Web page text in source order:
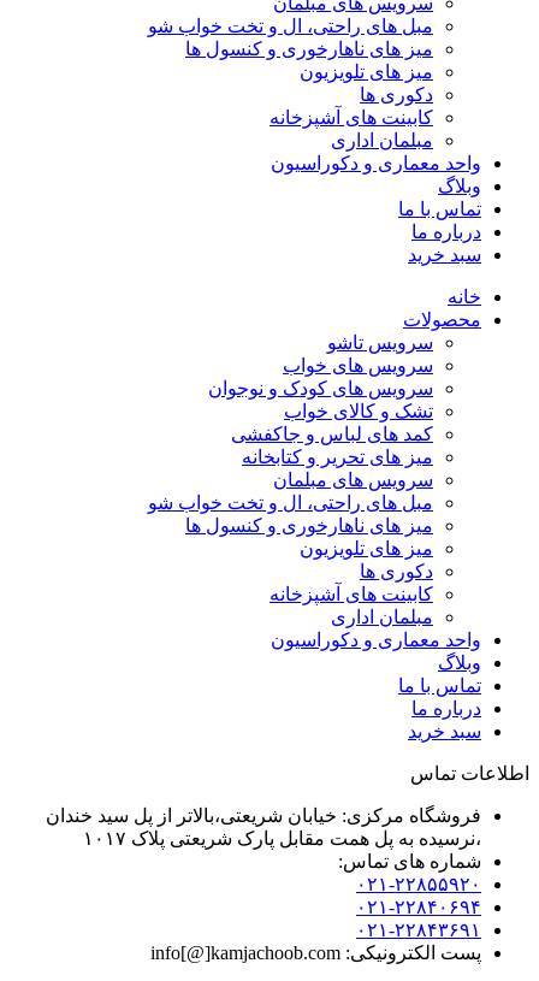
مبل های راحتی، ال و تخت خواب شو
میز های ناهارخوری و کنسول ها
میز های تلویزیون
دکوری ها
کابینت های آشپزخانه
مبلمان اداری
واحد معماری و دکوراسیون
وبلاگ
تماس با ما
درباره ما
سبد خرید
خانه
محصولات
سرویس تاشو
سرویس های خواب
سرویس های کودک و نوجوان
تشک و کالای خواب
کمد های لباس و جاکفشی
میز های تحریر و کتابخانه
سرویس های مبلمان
مبل های راحتی، ال و تخت خواب شو
میز های ناهارخوری و کنسول ها
میز های تلویزیون
دکوری ها
کابینت های آشپزخانه
مبلمان اداری
واحد معماری و دکوراسیون
وبلاگ
تماس با ما
درباره ما
سبد خرید
اطلاعات تماس
فروشگاه مرکزی: خیابان شریعتی،بالاتر از پل سید خندان
،نرسیده به پل همت مقابل پارک شریعتی پلاک ۱۰۱۷
شماره های تماس:
۰۲۱-۲۲۸۵۵۹۲۰
۰۲۱-۲۲۸۴۰۶۹۴
۰۲۱-۲۲۸۴۳۶۹۱
پست الکترونیکی: info[@]kamjachoob.com